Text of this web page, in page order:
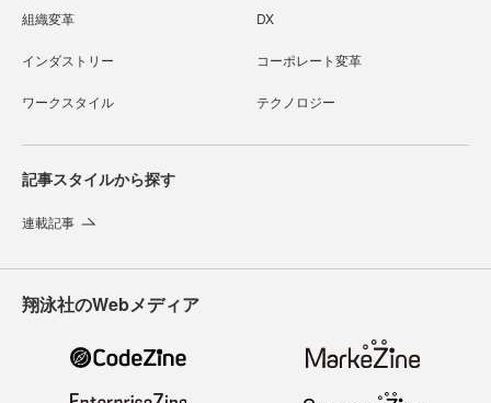
組織変革 DX
インダストリー コーポレート変革
ワークスタイル テクノロジー
記事スタイルから探す
連載記事
翔泳社のWebメディア